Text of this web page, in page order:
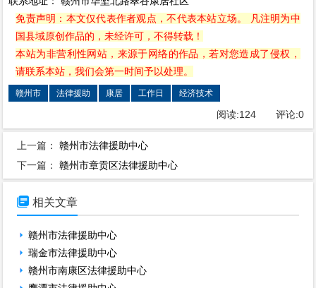
免责声明：本文仅代表作者观点，不代表本站立场。 凡注明为中
国县域原创作品的，未经许可，不得转载！
本站为非营利性网站，来源于网络的作品，若对您造成了侵权，
请联系本站，我们会第一时间予以处理。
赣州市 法律援助 康居 工作日 经济技术
阅读:124评论:0
上一篇：赣州市法律援助中心
下一篇：赣州市章贡区法律援助中心
 相关文章
赣州市法律援助中心
瑞金市法律援助中心
赣州市南康区法律援助中心